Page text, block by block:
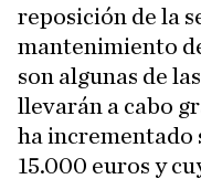
reposición de la
mantenimiento
son algunas de
llevarán a cabo
ha incrementado
15.000 euros y